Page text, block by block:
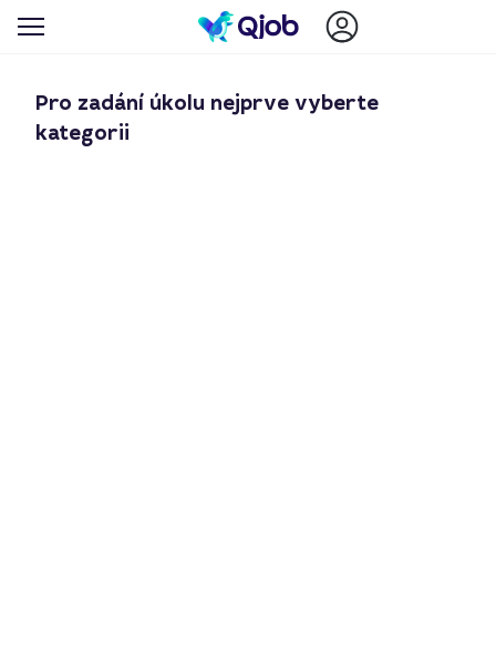
Pro zadání úkolu nejprve vyberte
kategorii